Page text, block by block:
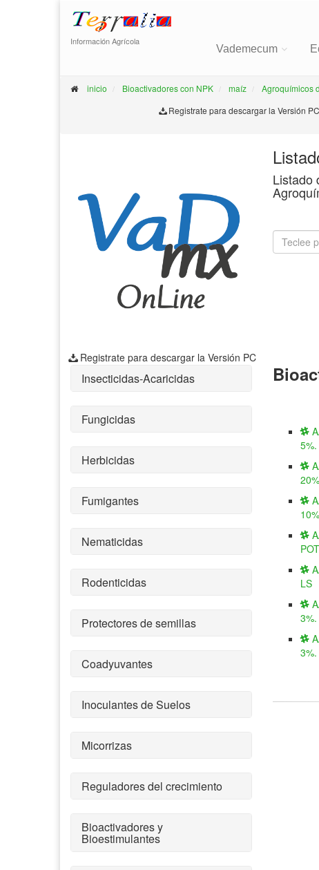
Información Agrícola
Vademecum
inicio Bioactivadores con NPK maíz
Agroquímicos
Registrate para descargar la Versión PC
Registrate para descargar la Versión PC
Listado
Insecticidas-Acaricidas
Fungicidas
Herbicidas
Fumigantes
Nematicidas
Rodenticidas
Protectores de semillas
Coadyuvantes
Inoculantes de Suelos
Micorrizas
Reguladores del crecimiento
Bioactivadores y
Bioestimulantes
5%.
LS
3%.
3%.